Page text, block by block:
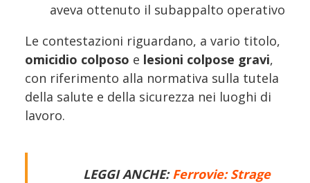
aveva ottenuto il subappalto operativo
Le contestazioni riguardano, a vario titolo,
omicidio colposo e lesioni colpose gravi,
con riferimento alla normativa sulla tutela
della salute e della sicurezza nei luoghi di
lavoro.
LEGGI ANCHE: Ferrovie: Strage